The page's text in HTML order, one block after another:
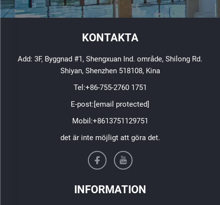
KONTAKTA
Add: 3F, Byggnad #1, Shengxuan Ind. område, Shilong Rd.
Shiyan, Shenzhen 518108, Kina
Tel:+86-755-2760 1751
E-post:[email protected]
Mobil:+8613751129751
det är inte möjligt att göra det.
INFORMATION